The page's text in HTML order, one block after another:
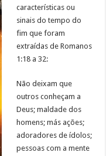
características ou
sinais do tempo do
fim que foram
extraídas de Romanos
1:18 a 32:
Não deixam que
outros conheçam a
Deus; maldade dos
homens; más ações;
adoradores de ídolos;
pessoas com a mente